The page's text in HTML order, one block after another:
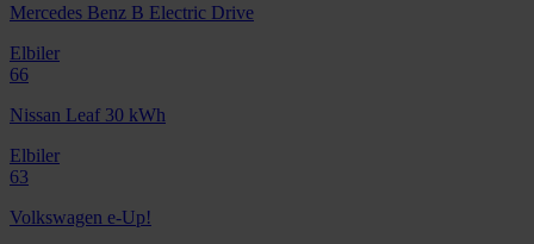
Mercedes Benz B Electric Drive
Elbiler
66
Nissan Leaf 30 kWh
Elbiler
63
Volkswagen e-Up!